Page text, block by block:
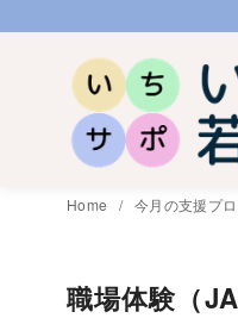
Home 今月の支援プ
職場体験（